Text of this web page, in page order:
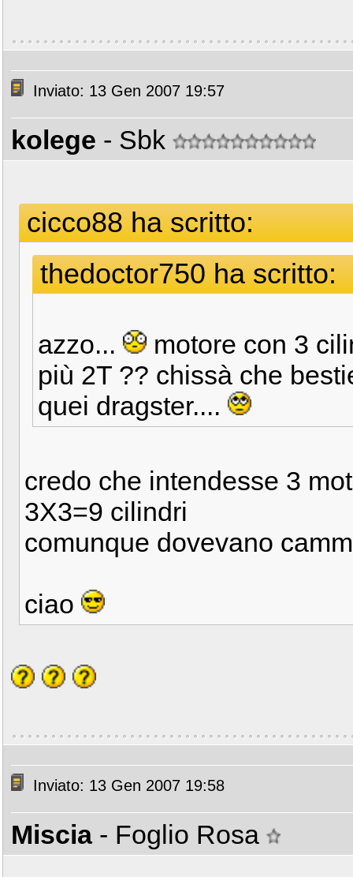
Inviato: 13 Gen 2007 19:57
kolege - Sbk
cicco88 ha scritto:
thedoctor750 ha scritto:
azzo...
motore con 3
più 2T ?? chissà che
quei dragster....
credo che intendesse 3
3X3=9 cilindri
comunque dovevano
ciao
Inviato: 13 Gen 2007 19:58
Miscia - Foglio Rosa